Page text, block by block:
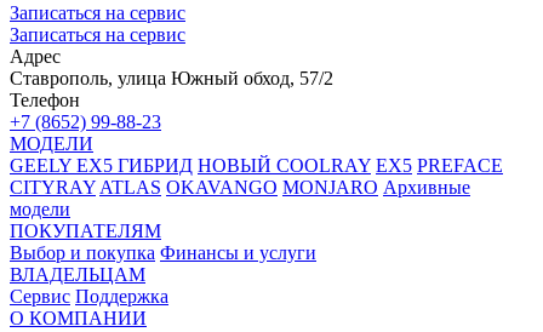
Записаться на сервис
Записаться на сервис
Адрес
Ставрополь, улица Южный обход, 57/2
Телефон
+7 (8652) 99-88-23
МОДЕЛИ
GEELY EX5 ГИБРИД НОВЫЙ COOLRAY EX5 PREFACE
CITYRAY ATLAS OKAVANGO MONJARO Архивные
модели
ПОКУПАТЕЛЯМ
Выбор и покупка Финансы и услуги
ВЛАДЕЛЬЦАМ
Сервис Поддержка
О КОМПАНИИ